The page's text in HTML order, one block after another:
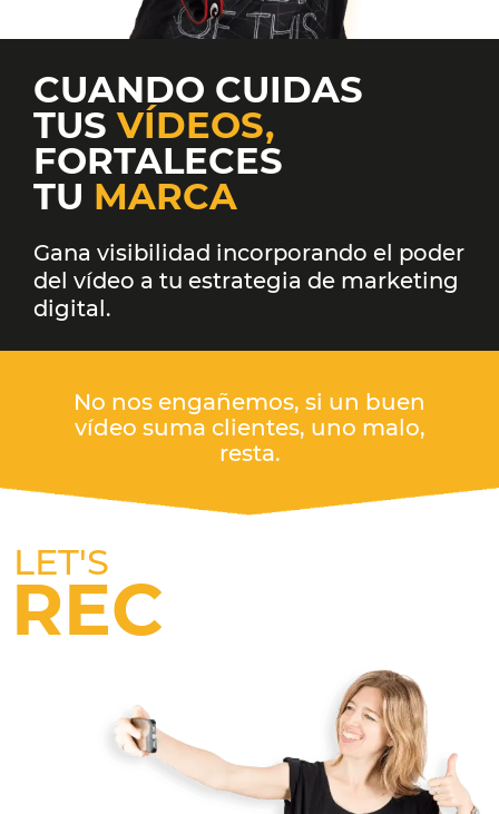
CUANDO CUIDAS
TUS VÍDEOS,
FORTALECES
TU MARCA
Gana visibilidad incorporando el poder
del vídeo a tu estrategia de marketing
digital.
No nos engañemos, si un buen
vídeo suma clientes, uno malo,
resta.​
LET'S
REC